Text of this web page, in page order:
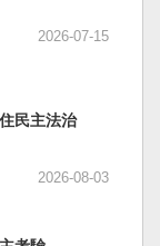
2026-07-15
民主法治
2026-08-03